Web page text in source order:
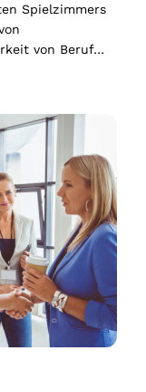
Spielzimmers
von Beruf…